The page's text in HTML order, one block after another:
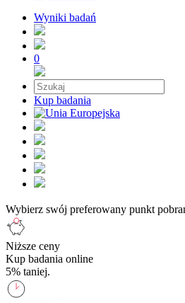
Wyniki badań
0
Kup badania
Wybierz swój preferowany punkt
Niższe ceny
Kup badania online
5% taniej.